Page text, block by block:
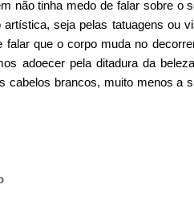
não tinha medo de falar sobre o
seja pelas tatuagens ou
que o corpo muda no
adoecer pela ditadura da
cabelos brancos, muito menos a